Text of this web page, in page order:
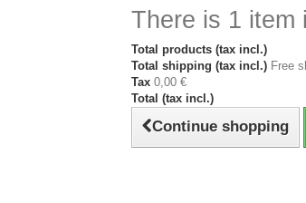
There is 1 item
Total products (tax incl.)
Total shipping (tax incl.) Free
Tax 0,00 €
Total (tax incl.)
Continue shopping